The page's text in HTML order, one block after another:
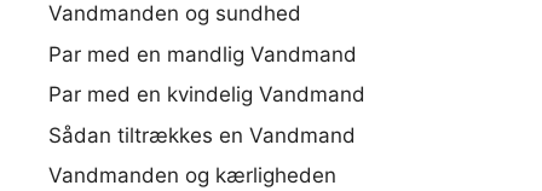
Vandmanden og sundhed
Par med en mandlig Vandmand
Par med en kvindelig Vandmand
Sådan tiltrækkes en Vandmand
Vandmanden og kærligheden